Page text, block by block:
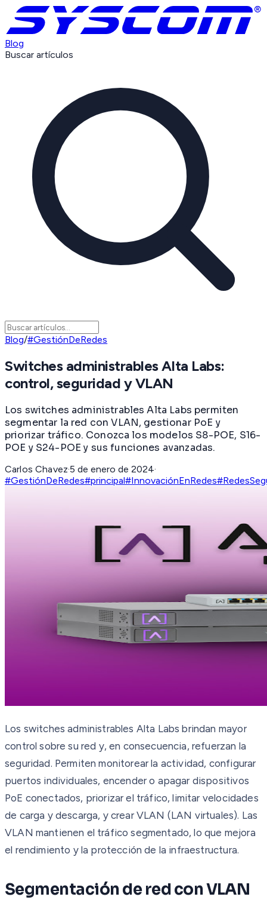
Blog
Buscar artículos
Blog/#GestiónDeRedes
Switches administrables Alta Labs:
control, seguridad y VLAN
Los switches administrables Alta Labs permiten
segmentar la red con VLAN, gestionar PoE y
priorizar tráfico. Conozca los modelos S8-POE, S16-
POE y S24-POE y sus funciones avanzadas.
Carlos Chavez·5 de enero de 2024·
#GestiónDeRedes#principal#InnovaciónEnRedes
Los switches administrables Alta Labs brindan mayor
control sobre su red y, en consecuencia, refuerzan la
seguridad. Permiten monitorear la actividad, configurar
puertos individuales, encender o apagar dispositivos
PoE conectados, priorizar el tráfico, limitar velocidades
de carga y descarga, y crear VLAN (LAN virtuales). Las
VLAN mantienen el tráfico segmentado, lo que mejora
el rendimiento y la protección de la infraestructura.
Segmentación de red con VLAN